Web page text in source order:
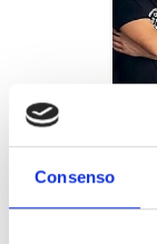
Consenso
Domenica
festa. Sono
Iscrizione